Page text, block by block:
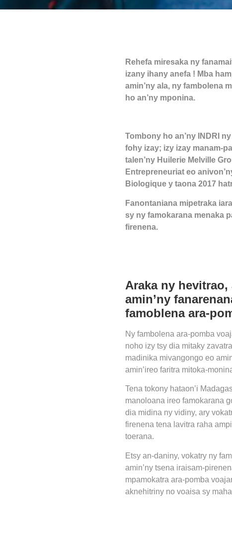
Rehefa miresaka ny
izany ihany anefa ! Mba
amin’ny ala, ny fambolena
ho an’ny mponina.
Tombony ho an’ny INDRI
fohy izay; izy izay manam-
talen’ny Huilerie Melville
Entrepreneuriat eo
Biologique y taona 2017
Fanontaniana mipetraka
sy ny famokarana menaka
firenena.
Araka ny hevitrao,
amin’ny
famoblena ara-
Ny fambolena ara-pomba
noho izy tsy dia mitaky
madinika mivangongo eo
amin’ireo faritra mitoka-
Tena tokony hataon’i
manoloana ireo famokarana
dia midina ny vidiny, ary
firenena tena lavitra raha
toerana.
Etsy an-daniny, vokatry ny
amin’ny tsena iraisam-
mpamokatra ara-pomba
aknehitriny no voaisa sy